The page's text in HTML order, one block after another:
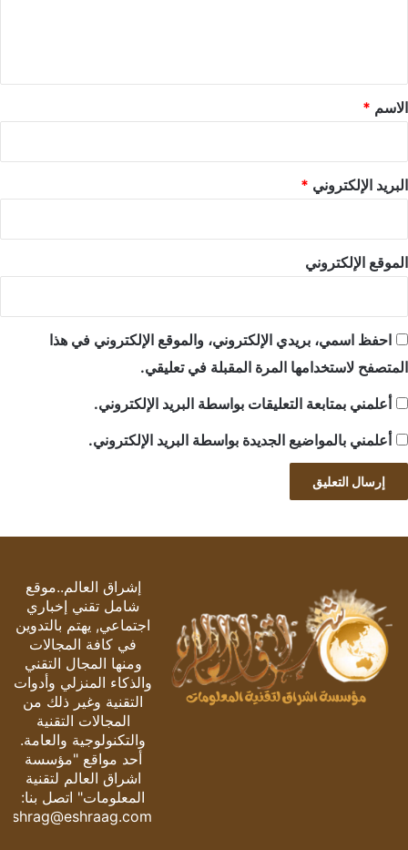
*
الاسم *
البريد الإلكتروني *
الموقع الإلكتروني
احفظ اسمي، بريدي الإلكتروني، والموقع الإلكتروني في هذا
المتصفح لاستخدامها المرة المقبلة في تعليقي.
أعلمني بمتابعة التعليقات بواسطة البريد الإلكتروني.
أعلمني بالمواضيع الجديدة بواسطة البريد الإلكتروني.
إشراق العالم..موقع
شامل تقني إخباري
اجتماعي, يهتم بالتدوين
في كافة المجالات
ومنها المجال التقني
والذكاء المنزلي وأدوات
التقنية وغير ذلك من
المجالات التقنية
والتكنولوجية والعامة.
أحد مواقع "مؤسسة
اشراق العالم لتقنية
المعلومات" اتصل بنا:
eshrag@eshraag.com